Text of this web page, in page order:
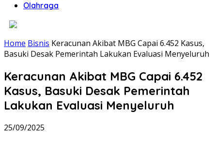
Olahraga
Home Bisnis Keracunan Akibat MBG Capai 6.452 Kasus,
Basuki Desak Pemerintah Lakukan Evaluasi Menyeluruh
Keracunan Akibat MBG Capai 6.452
Kasus, Basuki Desak Pemerintah
Lakukan Evaluasi Menyeluruh
25/09/2025